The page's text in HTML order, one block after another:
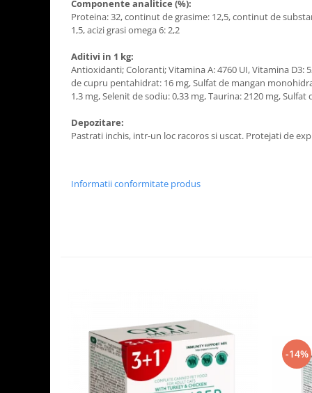
Componente analitice (%):
Proteina: 32, continut de grasime: 12,5, continut de
1,5, acizi grasi omega 6: 2,2
Aditivi in 1 kg:
Antioxidanti; Coloranti; Vitamina A: 4760 UI, Vitamina D3:
de cupru pentahidrat: 16 mg, Sulfat de mangan
1,3 mg, Selenit de sodiu: 0,33 mg, Taurina: 2120 mg,
Depozitare:
Pastrati inchis, intr-un loc racoros si uscat. Protejati de
Informatii conformitate produs
-14%